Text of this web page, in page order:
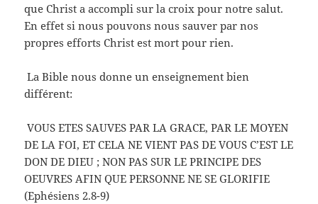
que Christ a accompli sur la croix pour notre salut.
En effet si nous pouvons nous sauver par nos
propres efforts Christ est mort pour rien.
La Bible nous donne un enseignement bien
différent:
VOUS ETES SAUVES PAR LA GRACE, PAR LE MOYEN
DE LA FOI, ET CELA NE VIENT PAS DE VOUS C’EST LE
DON DE DIEU ; NON PAS SUR LE PRINCIPE DES
OEUVRES AFIN QUE PERSONNE NE SE GLORIFIE
(Ephésiens 2.8-9)